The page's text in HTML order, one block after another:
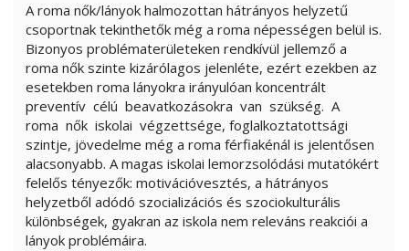
A roma nők/lányok halmozottan hátrányos helyzetű
csoportnak tekinthetők még a roma népességen belül is.
Bizonyos problématerületeken rendkívül jellemző a
roma nők szinte kizárólagos jelenléte, ezért ezekben az
esetekben roma lányokra irányulóan koncentrált
preventív célú beavatkozásokra van szükség. A
roma nők iskolai végzettsége, foglalkoztatottsági
szintje, jövedelme még a roma férfiakénál is jelentősen
alacsonyabb. A magas iskolai lemorzsolódási mutatókért
felelős tényezők: motivációvesztés, a hátrányos
helyzetből adódó szocializációs és szociokulturális
különbségek, gyakran az iskola nem releváns reakciói a
lányok problémáira.